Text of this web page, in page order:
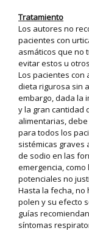
Tratamiento
Los autores no
pacientes con
asmáticos que no
evitar estos u
Los pacientes con
dieta rigurosa sin
embargo, dada la
y la gran cantidad
alimentarias,
para todos los
sistémicas graves
de sodio en las
emergencia,
potenciales no
Hasta la fecha,
polen y su efecto
guías
síntomas